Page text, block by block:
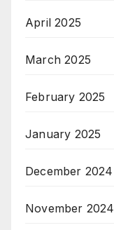
April 2025
March 2025
February 2025
January 2025
December 2024
November 2024